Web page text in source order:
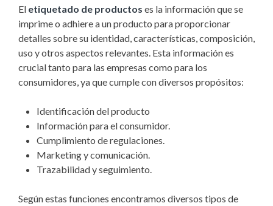
El etiquetado de productos es la información que se
imprime o adhiere a un producto para proporcionar
detalles sobre su identidad, características, composición,
uso y otros aspectos relevantes. Esta información es
crucial tanto para las empresas como para los
consumidores, ya que cumple con diversos propósitos:
Identificación del producto
Información para el consumidor.
Cumplimiento de regulaciones.
Marketing y comunicación.
Trazabilidad y seguimiento.
Según estas funciones encontramos diversos tipos de